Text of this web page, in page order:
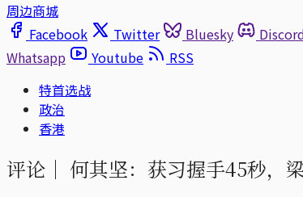
周边商城
Facebook
Twitter Bluesky
Whatsapp
Youtube
RSS
特首选战
政治
香港
评论｜ 何其坚：获习握手45秒，